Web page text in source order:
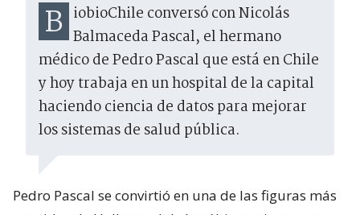
BiobioChile conversó con Nicolás Balmaceda Pascal, el hermano
médico de Pedro Pascal que está en Chile
y hoy trabaja en un hospital de la capital
haciendo ciencia de datos para mejorar
los sistemas de salud pública.
Pedro Pascal se convirtió en una de las figuras más